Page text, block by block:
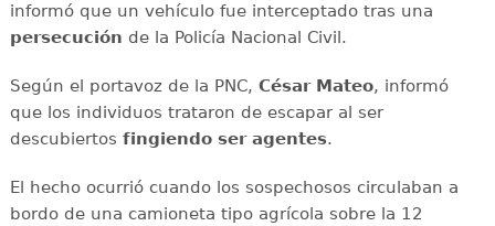
informó que un vehículo fue interceptado tras una
persecución de la Policía Nacional Civil.
Según el portavoz de la PNC, César Mateo, informó
que los individuos trataron de escapar al ser
descubiertos fingiendo ser agentes.
El hecho ocurrió cuando los sospechosos circulaban a
bordo de una camioneta tipo agrícola sobre la 12